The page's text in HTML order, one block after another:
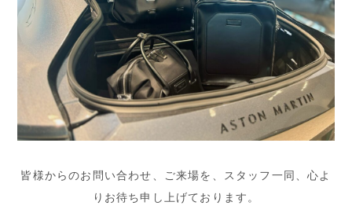
皆様からのお問い合わせ、ご来場を、スタッフ一同、心よ
りお待ち申し上げております。